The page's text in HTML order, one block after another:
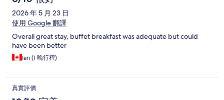
2026 年 5 月 23 日
使用 Google 翻譯
Overall great stay, buffet breakfast was adequate but could
have been better
Ian (1 晚行程)
真實評價